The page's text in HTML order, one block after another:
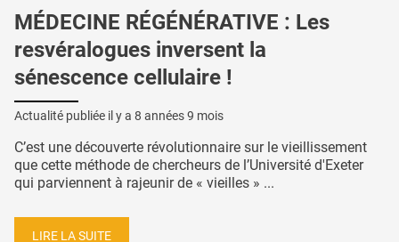
MÉDECINE RÉGÉNÉRATIVE : Les
resvéralogues inversent la
sénescence cellulaire !
Actualité publiée il y a 8 années 9 mois
C’est une découverte révolutionnaire sur le vieillissement
que cette méthode de chercheurs de l’Université d'Exeter
qui parviennent à rajeunir de « vieilles » ...
LIRE LA SUITE